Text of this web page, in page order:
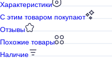
Характеристики
С этим товаром покупают
Отзывы
Похожие товары
Наличие